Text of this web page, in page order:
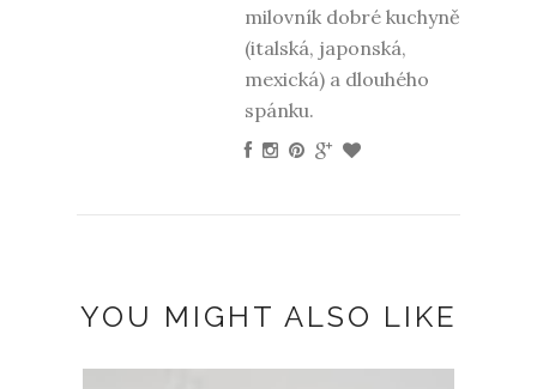
milovník dobré kuchyně
(italská, japonská,
mexická) a dlouhého
spánku.
YOU MIGHT ALSO LIKE